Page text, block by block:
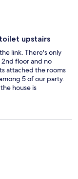
upstairs
link. There's only
floor and no
attached the rooms
5 of our party.
house is